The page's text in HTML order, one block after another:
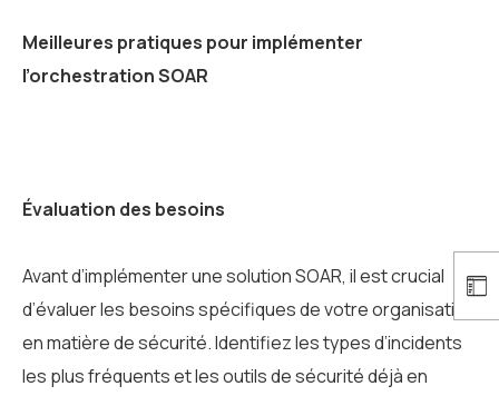
Meilleures pratiques pour implémenter
l’orchestration SOAR
Évaluation des besoins
Avant d’implémenter une solution SOAR, il est crucial
d’évaluer les besoins spécifiques de votre organisation
en matière de sécurité. Identifiez les types d’incidents
les plus fréquents et les outils de sécurité déjà en